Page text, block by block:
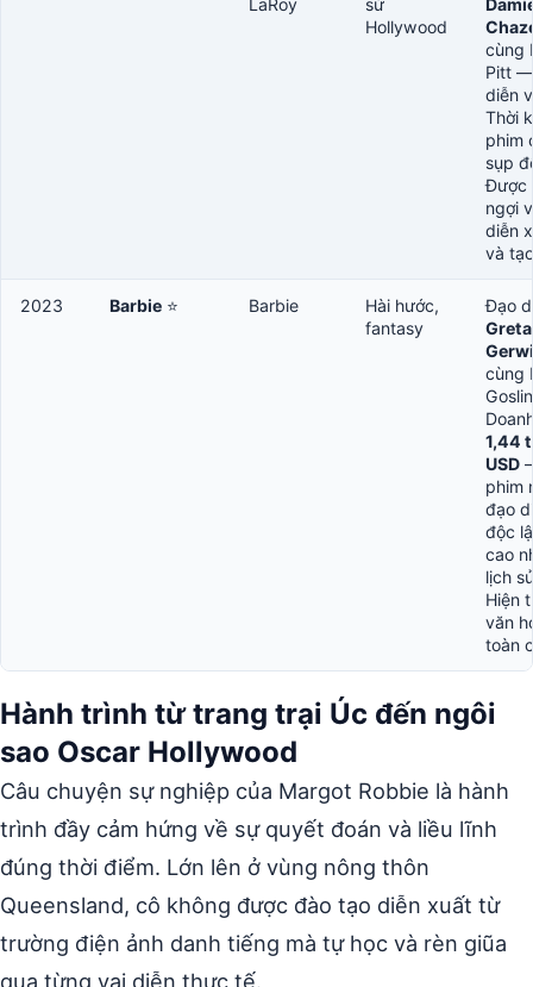
LaRoy
sử
Hollywood
cùng
Pitt
diễn
Thời
phim
sụp
Được
ngợi
diễn
và
2023 Barbie ⭐ Barbie
Hài hước,
fantasy
Đạo
Greta
cùng
1,44
USD
phim
đạo
độc
cao
lịch
Hiện
văn
toàn
Hành trình từ trang trại Úc đến ngôi
sao Oscar Hollywood
Câu chuyện sự nghiệp của Margot Robbie là hành
trình đầy cảm hứng về sự quyết đoán và liều lĩnh
đúng thời điểm. Lớn lên ở vùng nông thôn
Queensland, cô không được đào tạo diễn xuất từ
trường điện ảnh danh tiếng mà tự học và rèn giũa
qua từng vai diễn thực tế.